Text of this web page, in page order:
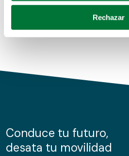
para buscar características
Obtenga más información sobre
de cookies.
información sobre el uso que haga
nuestros partners de redes
Rechazar
Conduce tu futuro,
desata tu movilidad